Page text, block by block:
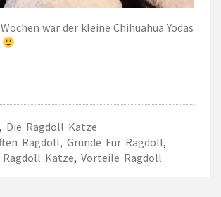
war der kleine Chihuahua Yodas
, Die Ragdoll Katze
Ragdoll, Gründe Für Ragdoll,
Ragdoll Katze, Vorteile Ragdoll